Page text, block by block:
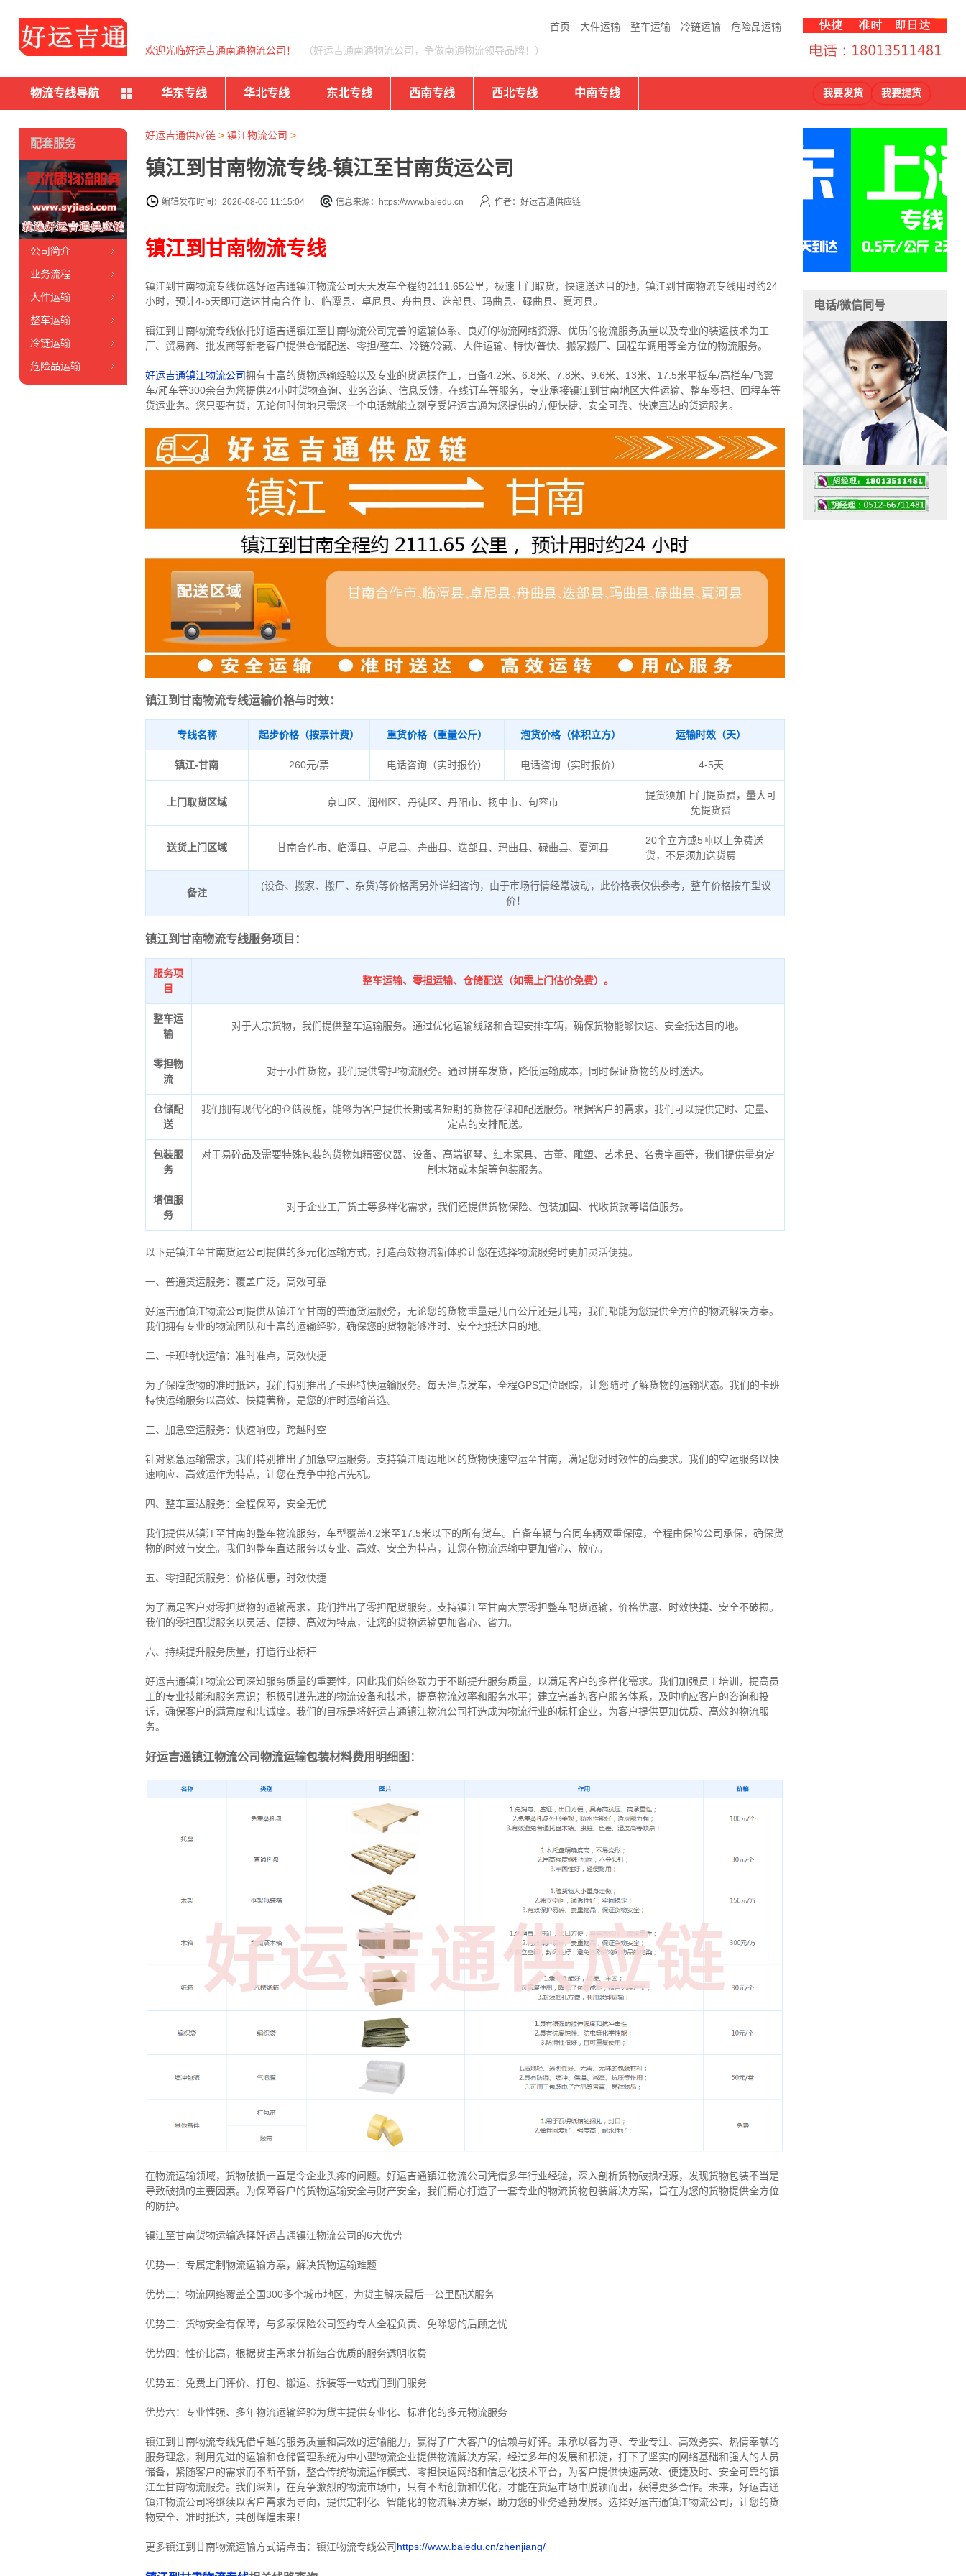
首页 大件运输 整车运输 冷链运输 危险品运输
欢迎光临好运吉通南通物流公司！ （好运吉通南通物流公司，争做南通物流领导品牌！）
物流专线导航 华东专线 华北专线 东北专线 西南专线 西北专线 中南专线 我要发货 我要提货
好运吉通供应链> 镇江物流公司 >
镇江到甘南物流专线-镇江至甘南货运公司
编辑发布时间：2026-08-06 11:15:04 信息来源：https://www.baiedu.cn 作者：好运吉通供应链
镇江到甘南物流专线
镇江到甘南物流专线优选好运吉通镇江物流公司天天发车全程约2111.65公里， 极速上门取货，快速送达目的地，镇江到甘南物流专线用时约24
小时，预计4-5天即可送达甘南合作市、临潭县、卓尼县、舟曲县、迭部县、玛曲县、碌曲县、夏河县。
镇江到甘南物流专线依托好运吉通镇江至甘南物流公司完善的运输体系、良好的物流网络资源、优质的物流服务质量以及专业的装运技术为工
厂、贸易商、批发商等新老客户提供仓储配送、零担/整车、冷链/冷藏、大件运输、特快/普快、搬家搬厂、回程车调用等全方位的物流服务。
好运吉通镇江物流公司拥有丰富的货物运输经验以及专业的货运操作工，自备4.2米、6.8米、7.8米、9.6米、13米、17.5米平板车/高栏车/飞翼
车/厢车等300余台为您提供24小时货物查询、业务咨询、信息反馈，在线订车等服务， 专业承接镇江到甘南地区大件运输、整车零担、回程车等
货运业务。 您只要有货，无论何时何地只需您一个电话就能立刻享受好运吉通为您提供的方便快捷、安全可靠、快速直达的货运服务。
镇江到甘南物流专线运输价格与时效：
专线名称 起步价格（按票计费） 重货价格（重量公斤） 泡货价格（体积立方） 运输时效（天）
镇江-甘南 260元/票 电话咨询（实时报价） 电话咨询（实时报价） 4-5天
上门取货区域 京口区、润州区、丹徒区、丹阳市、扬中市、句容市
提货须加上门提货费，量大可
免提货费
送货上门区域 甘南合作市、临潭县、卓尼县、舟曲县、迭部县、玛曲县、碌曲县、夏河县
20个立方或5吨以上免费送
货，不足须加送货费
备注
(设备、搬家、搬厂、杂货)等价格需另外详细咨询，由于市场行情经常波动，此价格表仅供参考，整车价格按车型议
价！
镇江到甘南物流专线服务项目：
服务项
目
整车运输、零担运输、仓储配送（如需上门估价免费）。
整车运
输
对于大宗货物，我们提供整车运输服务。通过优化运输线路和合理安排车辆，确保货物能够快速、安全抵达目的地。
零担物
流
对于小件货物，我们提供零担物流服务。通过拼车发货，降低运输成本，同时保证货物的及时送达。
仓储配
送
我们拥有现代化的仓储设施，能够为客户提供长期或者短期的货物存储和配送服务。根据客户的需求，我们可以提供定时、定量、
定点的安排配送。
包装服
务
对于易碎品及需要特殊包装的货物如精密仪器、设备、高端钢琴、红木家具、古董、雕塑、艺术品、名贵字画等，我们提供量身定
制木箱或木架等包装服务。
增值服
务
对于企业工厂货主等多样化需求，我们还提供货物保险、包装加固、代收货款等增值服务。
以下是镇江至甘南货运公司提供的多元化运输方式，打造高效物流新体验让您在选择物流服务时更加灵活便捷。
一、普通货运服务：覆盖广泛，高效可靠
好运吉通镇江物流公司提供从镇江至甘南的普通货运服务，无论您的货物重量是几百公斤还是几吨，我们都能为您提供全方位的物流解决方案。
我们拥有专业的物流团队和丰富的运输经验，确保您的货物能够准时、安全地抵达目的地。
二、卡班特快运输：准时准点，高效快捷
为了保障货物的准时抵达，我们特别推出了卡班特快运输服务。每天准点发车，全程GPS定位跟踪，让您随时了解货物的运输状态。我们的卡班
特快运输服务以高效、快捷著称，是您的准时运输首选。
三、加急空运服务：快速响应，跨越时空
针对紧急运输需求，我们特别推出了加急空运服务。支持镇江周边地区的货物快速空运至甘南，满足您对时效性的高要求。我们的空运服务以快
速响应、高效运作为特点，让您在竞争中抢占先机。
四、整车直达服务：全程保障，安全无忧
我们提供从镇江至甘南的整车物流服务，车型覆盖4.2米至17.5米以下的所有货车。自备车辆与合同车辆双重保障，全程由保险公司承保，确保货
物的时效与安全。我们的整车直达服务以专业、高效、安全为特点，让您在物流运输中更加省心、放心。
五、零担配货服务：价格优惠，时效快捷
为了满足客户对零担货物的运输需求，我们推出了零担配货服务。支持镇江至甘南大票零担整车配货运输，价格优惠、时效快捷、安全不破损。
我们的零担配货服务以灵活、便捷、高效为特点，让您的货物运输更加省心、省力。
六、持续提升服务质量，打造行业标杆
好运吉通镇江物流公司深知服务质量的重要性，因此我们始终致力于不断提升服务质量，以满足客户的多样化需求。我们加强员工培训，提高员
工的专业技能和服务意识；积极引进先进的物流设备和技术，提高物流效率和服务水平；建立完善的客户服务体系，及时响应客户的咨询和投
诉，确保客户的满意度和忠诚度。我们的目标是将好运吉通镇江物流公司打造成为物流行业的标杆企业，为客户提供更加优质、高效的物流服
务。
好运吉通镇江物流公司物流运输包装材料费用明细图：
在物流运输领域，货物破损一直是令企业头疼的问题。好运吉通镇江物流公司凭借多年行业经验，深入剖析货物破损根源，发现货物包装不当是
导致破损的主要因素。为保障客户的货物运输安全与财产安全，我们精心打造了一套专业的物流货物包装解决方案，旨在为您的货物提供全方位
的防护。
镇江至甘南货物运输选择好运吉通镇江物流公司的6大优势
优势一：专属定制物流运输方案，解决货物运输难题
优势二：物流网络覆盖全国300多个城市地区，为货主解决最后一公里配送服务
优势三：货物安全有保障，与多家保险公司签约专人全程负责、免除您的后顾之忧
优势四：性价比高，根据货主需求分析结合优质的服务透明收费
优势五：免费上门评价、打包、搬运、拆装等一站式门到门服务
优势六：专业性强、多年物流运输经验为货主提供专业化、标准化的多元物流服务
镇江到甘南物流专线凭借卓越的服务质量和高效的运输能力，赢得了广大客户的信赖与好评。 秉承以客为尊、专业专注、高效务实、热情奉献的
服务理念，利用先进的运输和仓储管理系统为中小型物流企业提供物流解决方案，经过多年的发展和积淀，打下了坚实的网络基础和强大的人员
储备，紧随客户的需求而不断革新，整合传统物流运作模式、零担快运网络和信息化技术平台，为客户提供快速高效、便捷及时、安全可靠的镇
江至甘南物流服务。 我们深知，在竞争激烈的物流市场中，只有不断创新和优化，才能在货运市场中脱颖而出，获得更多合作。 未来，好运吉通
镇江物流公司将继续以客户需求为导向，提供定制化、智能化的物流解决方案，助力您的业务蓬勃发展。选择好运吉通镇江物流公司，让您的货
物安全、准时抵达，共创辉煌未来！
更多镇江到甘南物流运输方式请点击：镇江物流专线公司https://www.baiedu.cn/zhenjiang/
配套服务
公司简介
业务流程
大件运输
整车运输
冷链运输
危险品运输
电话/微信同号